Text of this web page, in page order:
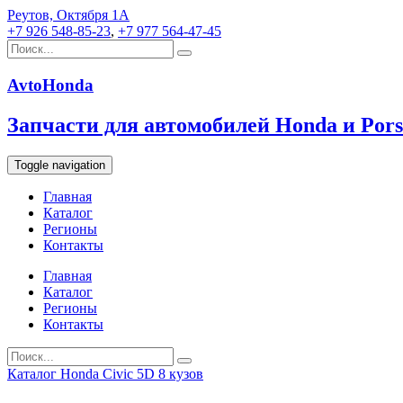
Реутов, Октября 1А
+7 926 548-85-23, +7 977 564-47-45
AvtoHonda
Запчасти для автомобилей Honda и
Toggle navigation
Главная
Каталог
Регионы
Контакты
Главная
Каталог
Регионы
Контакты
Каталог Honda Civic 5D 8 кузов